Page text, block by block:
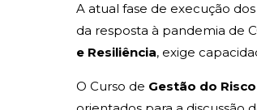
A atual fase de execução
da resposta à pandemia de
e Resiliência, exige
O Curso de Gestão do